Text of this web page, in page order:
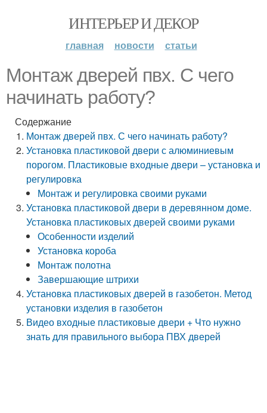
ИНТЕРЬЕР И ДЕКОР
главная новости статьи
Монтаж дверей пвх. С чего
начинать работу?
Содержание
Монтаж дверей пвх. С чего начинать работу?
Установка пластиковой двери с алюминиевым
порогом. Пластиковые входные двери – установка и
регулировка
Монтаж и регулировка своими руками
Установка пластиковой двери в деревянном доме.
Установка пластиковых дверей своими руками
Особенности изделий
Установка короба
Монтаж полотна
Завершающие штрихи
Установка пластиковых дверей в газобетон. Метод
установки изделия в газобетон
Видео входные пластиковые двери + Что нужно
знать для правильного выбора ПВХ дверей